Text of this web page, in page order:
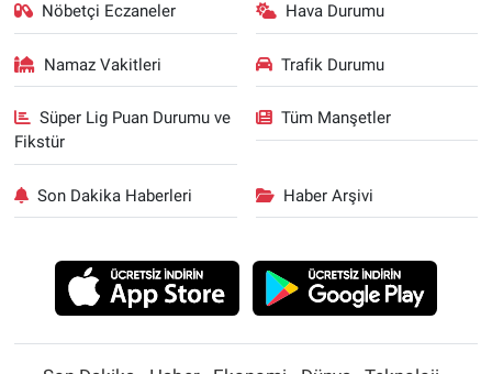
Nöbetçi Eczaneler Hava Durumu
Namaz Vakitleri Trafik Durumu
Süper Lig Puan Durumu ve
Fikstür
Tüm Manşetler
Son Dakika Haberleri Haber Arşivi